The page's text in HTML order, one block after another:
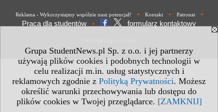
Grupa StudentNews.pl Sp. z o.o. i jej partnerzy
używają plików cookies i podobnych technologii w
celu realizacji m.in. usług statystycznych i
reklamowych zgodnie z Polityką Prywatności. Możesz
określić warunki przechowywania lub dostępu do
plików cookies w Twojej przeglądarce. [ZAMKNIJ]
Reklama - Wykorzystajmy wspólnie nasz potencjał! • Kontakt • Patronat •
Praca dla studentów • formularz kontaktowy